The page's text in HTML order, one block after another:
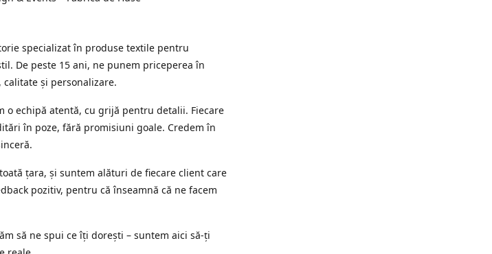
specializat în produse textile pentru
De peste 15 ani, ne punem priceperea în
și personalizare.
o echipă atentă, cu grijă pentru detalii. Fiecare
în poze, fără promisiuni goale. Credem în
țara, și suntem alături de fiecare client care
pozitiv, pentru că înseamnă că ne facem
să ne spui ce îți dorești – suntem aici să-ți